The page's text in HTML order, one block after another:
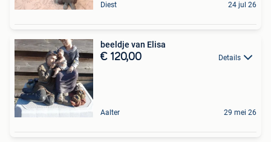
Diest 24 jul 26
beeldje van Elisa
€ 120,00 Details
Aalter 29 mei 26